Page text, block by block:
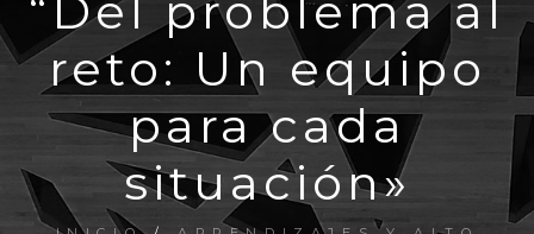
reto: Un equipo
para cada
situación»